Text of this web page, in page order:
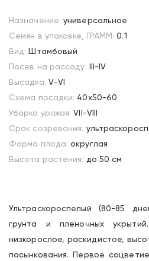
Назначение: универсальное
Семян в упаковке, ГРАММ: 0.1
Вид: Штамбовый
Посев на рассаду:
III-IV
Высадка: V-VI
Схема посадки: 40х50-60
Уборка урожая: VII-VIII
Срок созревания:
Форма плода: округлая
Высота растения: до 50 см
Ультраскороспелый (80-85
грунта и пленочных
низкорослое, раскидистое,
пасынкования. Первое